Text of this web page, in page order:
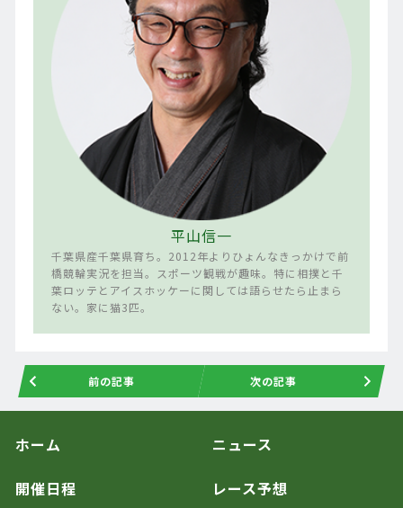
平山信一
千葉県産千葉県育ち。2012年よりひょんなきっかけで前
橋競輪実況を担当。スポーツ観戦が趣味。特に相撲と千
葉ロッテとアイスホッケーに関しては語らせたら止まら
ない。家に猫3匹。
前の記事 次の記事
ホーム ニュース
開催日程 レース予想